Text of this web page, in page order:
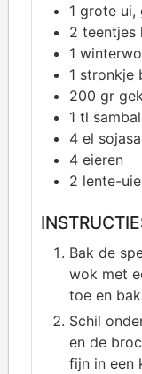
1 grote ui,
2 teentjes
1
1 stronkje
200 gr
1 tl sambal
4 el
4 eieren
2 lente-
Bak de
wok met
toe en
Schil
en de
fijn in een